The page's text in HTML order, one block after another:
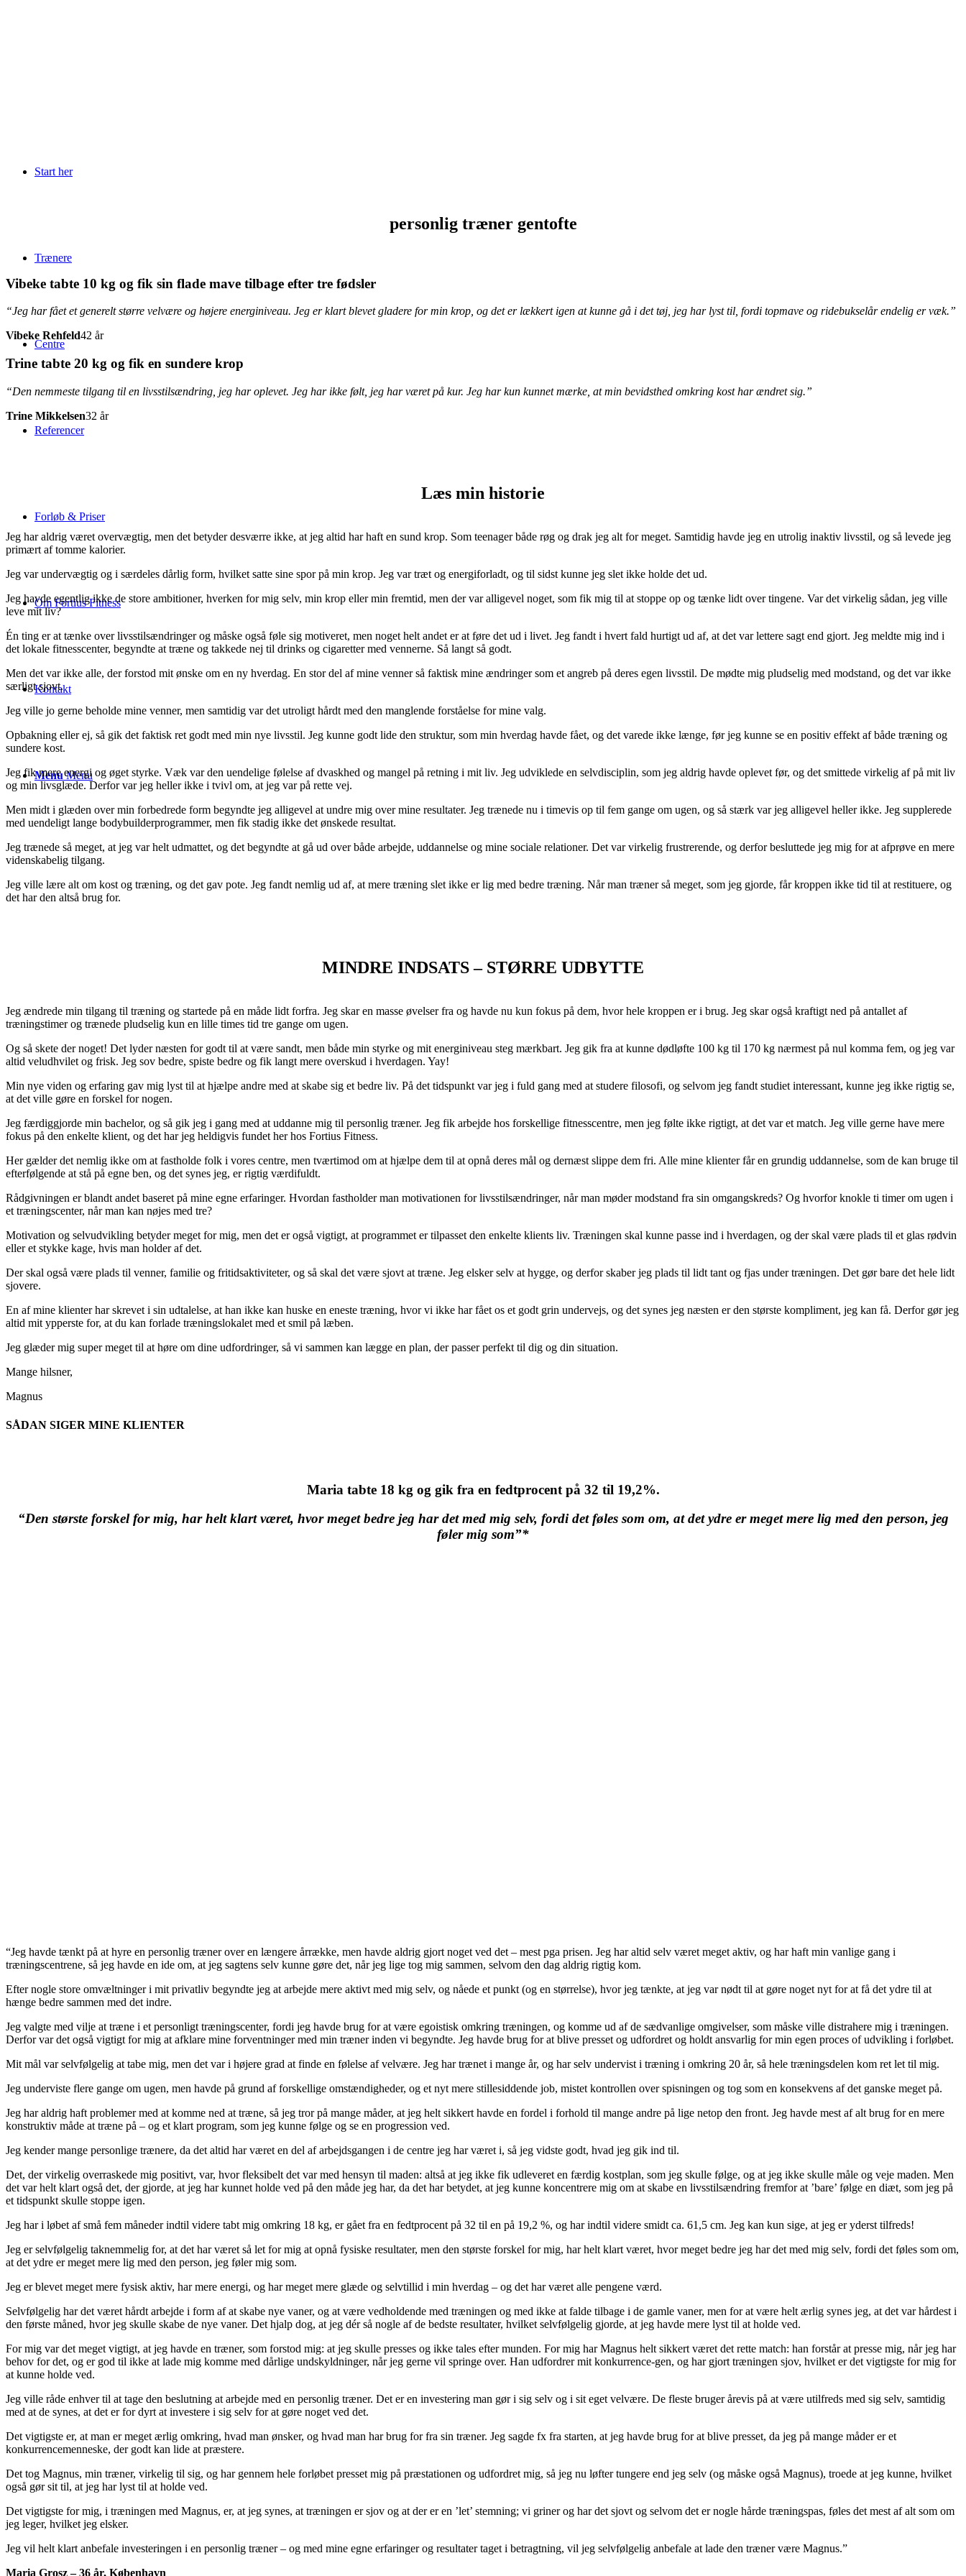
Start her
Trænere
Centre
Referencer
Forløb & Priser
Om Fortius Fitness
Kontakt
Menu Menu
personlig træner gentofte
Vibeke tabte 10 kg og fik sin flade mave tilbage efter tre fødsler
“Jeg har fået et generelt større velvære og højere energiniveau. Jeg er klart blevet gladere for min krop, og det er lækkert igen at kunne gå i det tøj, jeg har lyst til, fordi topmave og ridebukselår endelig er væk.”
Vibeke Rehfeld42 år
Trine tabte 20 kg og fik en sundere krop
“Den nemmeste tilgang til en livsstilsændring, jeg har oplevet. Jeg har ikke følt, jeg har været på kur. Jeg har kun kunnet mærke, at min bevidsthed omkring kost har ændret sig.”
Trine Mikkelsen32 år
Læs min historie
Jeg har aldrig været overvægtig, men det betyder desværre ikke, at jeg altid har haft en sund krop. Som teenager både røg og drak jeg alt for meget. Samtidig havde jeg en utrolig inaktiv livsstil, og så levede jeg
primært af tomme kalorier.
Jeg var undervægtig og i særdeles dårlig form, hvilket satte sine spor på min krop. Jeg var træt og energiforladt, og til sidst kunne jeg slet ikke holde det ud.
Jeg havde egentlig ikke de store ambitioner, hverken for mig selv, min krop eller min fremtid, men der var alligevel noget, som fik mig til at stoppe op og tænke lidt over tingene. Var det virkelig sådan, jeg ville
leve mit liv?
Én ting er at tænke over livsstilsændringer og måske også føle sig motiveret, men noget helt andet er at føre det ud i livet. Jeg fandt i hvert fald hurtigt ud af, at det var lettere sagt end gjort. Jeg meldte mig ind i
det lokale fitnesscenter, begyndte at træne og takkede nej til drinks og cigaretter med vennerne. Så langt så godt.
Men det var ikke alle, der forstod mit ønske om en ny hverdag. En stor del af mine venner så faktisk mine ændringer som et angreb på deres egen livsstil. De mødte mig pludselig med modstand, og det var ikke
særligt sjovt.
Jeg ville jo gerne beholde mine venner, men samtidig var det utroligt hårdt med den manglende forståelse for mine valg.
Opbakning eller ej, så gik det faktisk ret godt med min nye livsstil. Jeg kunne godt lide den struktur, som min hverdag havde fået, og det varede ikke længe, før jeg kunne se en positiv effekt af både træning og
sundere kost.
Jeg fik mere energi og øget styrke. Væk var den uendelige følelse af dvaskhed og mangel på retning i mit liv. Jeg udviklede en selvdisciplin, som jeg aldrig havde oplevet før, og det smittede virkelig af på mit liv
og min livsglæde. Derfor var jeg heller ikke i tvivl om, at jeg var på rette vej.
Men midt i glæden over min forbedrede form begyndte jeg alligevel at undre mig over mine resultater. Jeg trænede nu i timevis op til fem gange om ugen, og så stærk var jeg alligevel heller ikke. Jeg supplerede
med uendeligt lange bodybuilderprogrammer, men fik stadig ikke det ønskede resultat.
Jeg trænede så meget, at jeg var helt udmattet, og det begyndte at gå ud over både arbejde, uddannelse og mine sociale relationer. Det var virkelig frustrerende, og derfor besluttede jeg mig for at afprøve en mere
videnskabelig tilgang.
Jeg ville lære alt om kost og træning, og det gav pote. Jeg fandt nemlig ud af, at mere træning slet ikke er lig med bedre træning. Når man træner så meget, som jeg gjorde, får kroppen ikke tid til at restituere, og
det har den altså brug for.
MINDRE INDSATS – STØRRE UDBYTTE
Jeg ændrede min tilgang til træning og startede på en måde lidt forfra. Jeg skar en masse øvelser fra og havde nu kun fokus på dem, hvor hele kroppen er i brug. Jeg skar også kraftigt ned på antallet af
træningstimer og trænede pludselig kun en lille times tid tre gange om ugen.
Og så skete der noget! Det lyder næsten for godt til at være sandt, men både min styrke og mit energiniveau steg mærkbart. Jeg gik fra at kunne dødløfte 100 kg til 170 kg nærmest på nul komma fem, og jeg var
altid veludhvilet og frisk. Jeg sov bedre, spiste bedre og fik langt mere overskud i hverdagen. Yay!
Min nye viden og erfaring gav mig lyst til at hjælpe andre med at skabe sig et bedre liv. På det tidspunkt var jeg i fuld gang med at studere filosofi, og selvom jeg fandt studiet interessant, kunne jeg ikke rigtig se,
at det ville gøre en forskel for nogen.
Jeg færdiggjorde min bachelor, og så gik jeg i gang med at uddanne mig til personlig træner. Jeg fik arbejde hos forskellige fitnesscentre, men jeg følte ikke rigtigt, at det var et match. Jeg ville gerne have mere
fokus på den enkelte klient, og det har jeg heldigvis fundet her hos Fortius Fitness.
Her gælder det nemlig ikke om at fastholde folk i vores centre, men tværtimod om at hjælpe dem til at opnå deres mål og dernæst slippe dem fri. Alle mine klienter får en grundig uddannelse, som de kan bruge til
efterfølgende at stå på egne ben, og det synes jeg, er rigtig værdifuldt.
Rådgivningen er blandt andet baseret på mine egne erfaringer. Hvordan fastholder man motivationen for livsstilsændringer, når man møder modstand fra sin omgangskreds? Og hvorfor knokle ti timer om ugen i
et træningscenter, når man kan nøjes med tre?
Motivation og selvudvikling betyder meget for mig, men det er også vigtigt, at programmet er tilpasset den enkelte klients liv. Træningen skal kunne passe ind i hverdagen, og der skal være plads til et glas rødvin
eller et stykke kage, hvis man holder af det.
Der skal også være plads til venner, familie og fritidsaktiviteter, og så skal det være sjovt at træne. Jeg elsker selv at hygge, og derfor skaber jeg plads til lidt tant og fjas under træningen. Det gør bare det hele lidt
sjovere.
En af mine klienter har skrevet i sin udtalelse, at han ikke kan huske en eneste træning, hvor vi ikke har fået os et godt grin undervejs, og det synes jeg næsten er den største kompliment, jeg kan få. Derfor gør jeg
altid mit ypperste for, at du kan forlade træningslokalet med et smil på læben.
Jeg glæder mig super meget til at høre om dine udfordringer, så vi sammen kan lægge en plan, der passer perfekt til dig og din situation.
Mange hilsner,
Magnus
SÅDAN SIGER MINE KLIENTER
Maria tabte 18 kg og gik fra en fedtprocent på 32 til 19,2%.
“Den største forskel for mig, har helt klart været, hvor meget bedre jeg har det med mig selv, fordi det føles som om, at det ydre er meget mere lig med den person, jeg
føler mig som”*
“Jeg havde tænkt på at hyre en personlig træner over en længere årrække, men havde aldrig gjort noget ved det – mest pga prisen. Jeg har altid selv været meget aktiv, og har haft min vanlige gang i
træningscentrene, så jeg havde en ide om, at jeg sagtens selv kunne gøre det, når jeg lige tog mig sammen, selvom den dag aldrig rigtig kom.
Efter nogle store omvæltninger i mit privatliv begyndte jeg at arbejde mere aktivt med mig selv, og nåede et punkt (og en størrelse), hvor jeg tænkte, at jeg var nødt til at gøre noget nyt for at få det ydre til at
hænge bedre sammen med det indre.
Jeg valgte med vilje at træne i et personligt træningscenter, fordi jeg havde brug for at være egoistisk omkring træningen, og komme ud af de sædvanlige omgivelser, som måske ville distrahere mig i træningen.
Derfor var det også vigtigt for mig at afklare mine forventninger med min træner inden vi begyndte. Jeg havde brug for at blive presset og udfordret og holdt ansvarlig for min egen proces of udvikling i forløbet.
Mit mål var selvfølgelig at tabe mig, men det var i højere grad at finde en følelse af velvære. Jeg har trænet i mange år, og har selv undervist i træning i omkring 20 år, så hele træningsdelen kom ret let til mig.
Jeg underviste flere gange om ugen, men havde på grund af forskellige omstændigheder, og et nyt mere stillesiddende job, mistet kontrollen over spisningen og tog som en konsekvens af det ganske meget på.
Jeg har aldrig haft problemer med at komme ned at træne, så jeg tror på mange måder, at jeg helt sikkert havde en fordel i forhold til mange andre på lige netop den front. Jeg havde mest af alt brug for en mere
konstruktiv måde at træne på – og et klart program, som jeg kunne følge og se en progression ved.
Jeg kender mange personlige trænere, da det altid har været en del af arbejdsgangen i de centre jeg har været i, så jeg vidste godt, hvad jeg gik ind til.
Det, der virkelig overraskede mig positivt, var, hvor fleksibelt det var med hensyn til maden: altså at jeg ikke fik udleveret en færdig kostplan, som jeg skulle følge, og at jeg ikke skulle måle og veje maden. Men
det var helt klart også det, der gjorde, at jeg har kunnet holde ved på den måde jeg har, da det har betydet, at jeg kunne koncentrere mig om at skabe en livsstilsændring fremfor at ’bare’ følge en diæt, som jeg på
et tidspunkt skulle stoppe igen.
Jeg har i løbet af små fem måneder indtil videre tabt mig omkring 18 kg, er gået fra en fedtprocent på 32 til en på 19,2 %, og har indtil videre smidt ca. 61,5 cm. Jeg kan kun sige, at jeg er yderst tilfreds!
Jeg er selvfølgelig taknemmelig for, at det har været så let for mig at opnå fysiske resultater, men den største forskel for mig, har helt klart været, hvor meget bedre jeg har det med mig selv, fordi det føles som om,
at det ydre er meget mere lig med den person, jeg føler mig som.
Jeg er blevet meget mere fysisk aktiv, har mere energi, og har meget mere glæde og selvtillid i min hverdag – og det har været alle pengene værd.
Selvfølgelig har det været hårdt arbejde i form af at skabe nye vaner, og at være vedholdende med træningen og med ikke at falde tilbage i de gamle vaner, men for at være helt ærlig synes jeg, at det var hårdest i
den første måned, hvor jeg skulle skabe de nye vaner. Det hjalp dog, at jeg dér så nogle af de bedste resultater, hvilket selvfølgelig gjorde, at jeg havde mere lyst til at holde ved.
For mig var det meget vigtigt, at jeg havde en træner, som forstod mig: at jeg skulle presses og ikke tales efter munden. For mig har Magnus helt sikkert været det rette match: han forstår at presse mig, når jeg har
behov for det, og er god til ikke at lade mig komme med dårlige undskyldninger, når jeg gerne vil springe over. Han udfordrer mit konkurrence-gen, og har gjort træningen sjov, hvilket er det vigtigste for mig for
at kunne holde ved.
Jeg ville råde enhver til at tage den beslutning at arbejde med en personlig træner. Det er en investering man gør i sig selv og i sit eget velvære. De fleste bruger årevis på at være utilfreds med sig selv, samtidig
med at de synes, at det er for dyrt at investere i sig selv for at gøre noget ved det.
Det vigtigste er, at man er meget ærlig omkring, hvad man ønsker, og hvad man har brug for fra sin træner. Jeg sagde fx fra starten, at jeg havde brug for at blive presset, da jeg på mange måder er et
konkurrencemenneske, der godt kan lide at præstere.
Det tog Magnus, min træner, virkelig til sig, og har gennem hele forløbet presset mig på præstationen og udfordret mig, så jeg nu løfter tungere end jeg selv (og måske også Magnus), troede at jeg kunne, hvilket
også gør sit til, at jeg har lyst til at holde ved.
Det vigtigste for mig, i træningen med Magnus, er, at jeg synes, at træningen er sjov og at der er en ’let’ stemning; vi griner og har det sjovt og selvom det er nogle hårde træningspas, føles det mest af alt som om
jeg leger, hvilket jeg elsker.
Jeg vil helt klart anbefale investeringen i en personlig træner – og med mine egne erfaringer og resultater taget i betragtning, vil jeg selvfølgelig anbefale at lade den træner være Magnus.”
Maria Grosz – 36 år, København